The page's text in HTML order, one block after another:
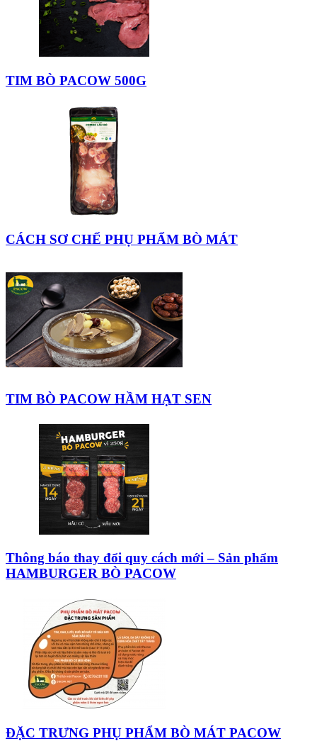
TIM BÒ PACOW 500G
CÁCH SƠ CHẾ PHỤ PHẨM BÒ MÁT
TIM BÒ PACOW HẦM HẠT SEN
Thông báo thay đổi quy cách mới – Sản phẩm
HAMBURGER BÒ PACOW
ĐẶC TRƯNG PHỤ PHẨM BÒ MÁT PACOW